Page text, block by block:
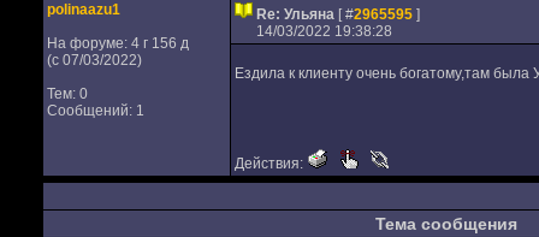
polinaazu1
На форуме: 4 г 156 д
(с 07/03/2022)
Тем: 0
Сообщений: 1
Re: Ульяна [ #2965595]
14/03/2022 19:38:28
Ездила к клиенту очень богатому,там была
Действия:
Тема сообщения